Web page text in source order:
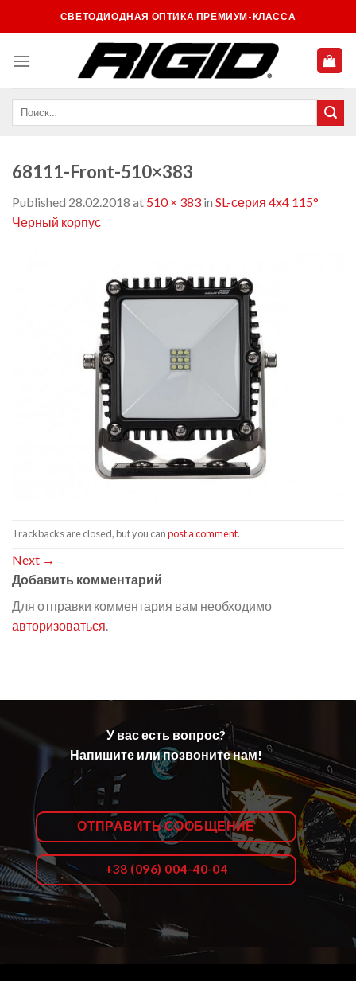
to
СВЕТОДИОДНАЯ ОПТИКА ПРЕМИУМ-КЛАССА
68111-Front-510×383
Published 28.02.2018 at 510 × 383 in SL-серия 4х4 115°
Черный корпус
Trackbacks are closed, but you canpost a comment.
Next →
Добавить комментарий
Для отправки комментария вам необходимо
авторизоваться.
У вас есть вопрос?
Напишите или позвоните нам!
ОТПРАВИТЬ СООБЩЕНИЕ
+38 (096) 004-40-04